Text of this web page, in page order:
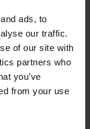
ads, to
our traffic.
of our site with
partners who
you’ve
from your use